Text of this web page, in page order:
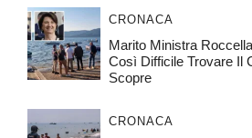
CRONACA
Marito Ministra
Così Difficile Trovare Il
Scopre
CRONACA